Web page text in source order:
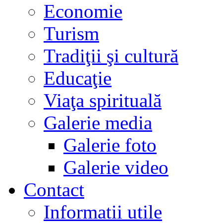
Economie
Turism
Tradiţii şi cultură
Educaţie
Viaţa spirituală
Galerie media
Galerie foto
Galerie video
Contact
Informatii utile